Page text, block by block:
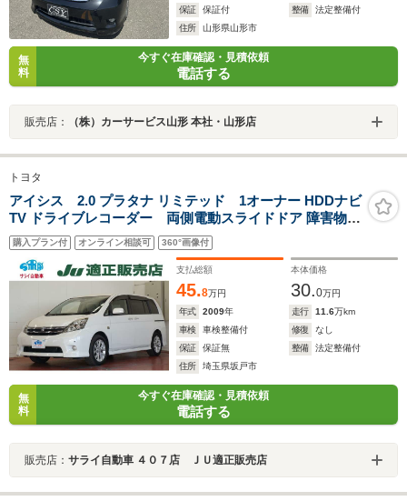
保証 保証付 整備
法定整備付
住所
山形県山形市
無
料
今すぐ在庫確認・見積依頼
電話する
販売店： （株）カーサービス山形 本社・山形店
トヨタ
アイシス 2.0 プラタナ リミテッド 1オーナー HDDナビ
TV ドライブレコーダー 両側電動スライドドア 障害物セ
ンサー ETC 禁煙 スマートキー
購入プラン付 オンライン相談可 360°画像付
支払総額
45.8万円
本体価格
30.0万円
年式
2009年 走行 11.6万km
車検
車検整備付 修復
なし
保証
保証無 整備
法定整備付
住所
埼玉県坂戸市
無
料
今すぐ在庫確認・見積依頼
電話する
販売店： サライ自動車 ４０７店 ＪＵ適正販売店